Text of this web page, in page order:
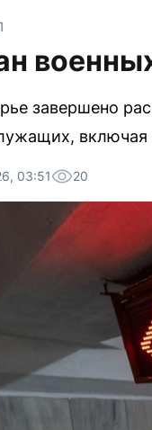
завершено
включая
03:51 20